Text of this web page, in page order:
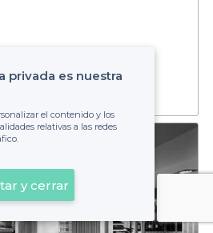
en el mapa
privada es nuestra
el contenido y los
relativas a las redes
y cerrar